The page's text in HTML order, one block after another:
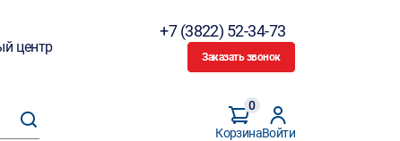
центр
+7 (3822) 52-34-73
Заказать звонок
Корзина
0
Войти